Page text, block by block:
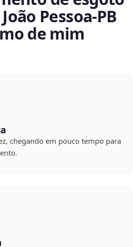
Pessoa‑PB
de mim
chegando em pouco tempo para